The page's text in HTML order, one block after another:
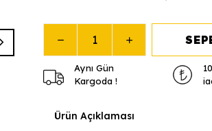
Aynı Gün
Kargoda !
Ürün Açıklaması